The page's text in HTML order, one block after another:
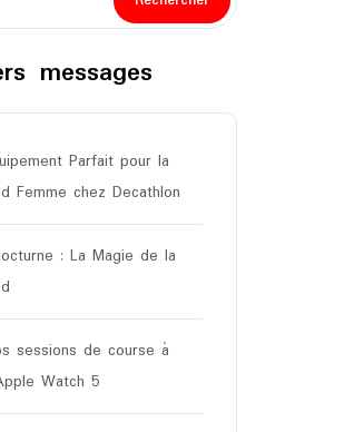
messages
Parfait pour la
Femme chez Decathlon
: La Magie de la
sessions de course à
Watch 5